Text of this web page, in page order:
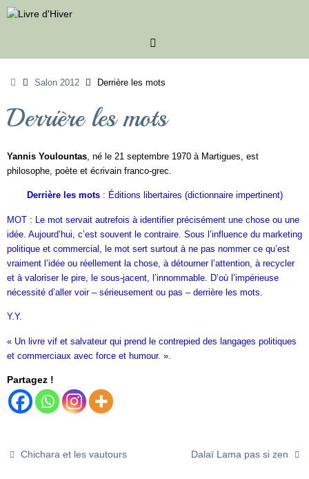
Passer
au
AccueilSalon 2012 Derrière les mots
Derrière les mots
Yannis Youlountas , né le 21 septembre 1970 à Martigues, est
philosophe, poète et écrivain franco-grec.
Derrière les mots : Éditions libertaires (dictionnaire impertinent)
MOT : Le mot servait autrefois à identifier précisément une chose ou une
idée. Aujourd’hui, c’est souvent le contraire. Sous l’influence du marketing
politique et commercial, le mot sert surtout à ne pas nommer ce qu’est
vraiment l’idée ou réellement la chose, à détourner l’attention, à recycler
et à valoriser le pire, le sous-jacent, l’innommable. D’où l’impérieuse
nécessité d’aller voir – sérieusement ou pas – derrière les mots.
Y.Y.
« Un livre vif et salvateur qui prend le contrepied des langages politiques
et commerciaux avec force et humour. ».
Partagez !
Chichara et les vautours Dalaï Lama pas si zen